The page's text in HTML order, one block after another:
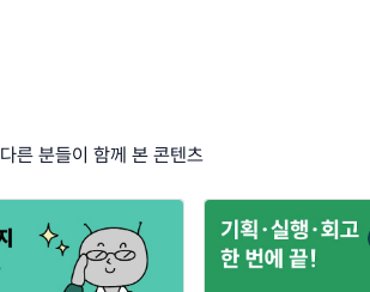
다른 분들이 함께 본 콘텐츠